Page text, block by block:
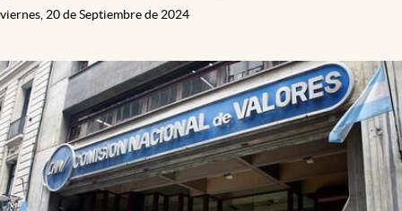
viernes, 20 de Septiembre de 2024